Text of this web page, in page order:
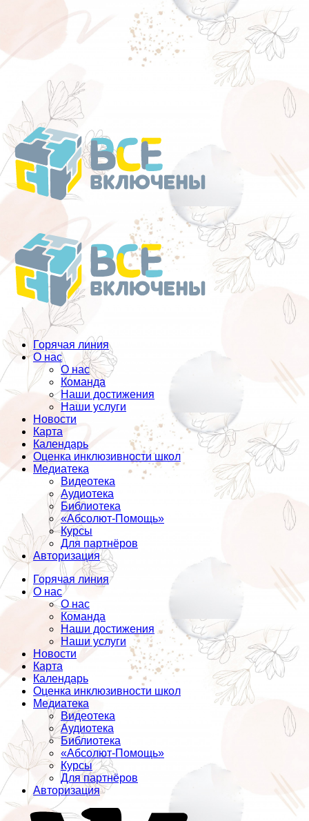
Перейти
к
содержанию
Горячая линия
О нас
О нас
Команда
Наши достижения
Наши услуги
Новости
Карта
Календарь
Оценка инклюзивности школ
Медиатека
Видеотека
Аудиотека
Библиотека
«Абсолют-Помощь»
Курсы
Для партнёров
Авторизация
Горячая линия
О нас
О нас
Команда
Наши достижения
Наши услуги
Новости
Карта
Календарь
Оценка инклюзивности школ
Медиатека
Видеотека
Аудиотека
Библиотека
«Абсолют-Помощь»
Курсы
Для партнёров
Авторизация